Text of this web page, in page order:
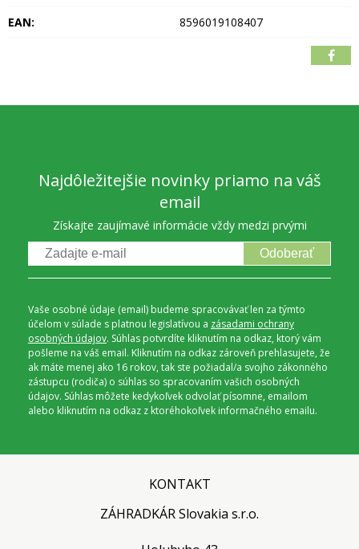
EAN:
8596019108407
Najdôležitejšie novinky priamo na váš
email
Získajte zaujímavé informácie vždy medzi prvými
Odoberať
Vaše osobné údaje (email) budeme spracovávať len za týmto
účelom v súlade s platnou legislatívou a zásadami ochrany
osobných údajov. Súhlas potvrdíte kliknutím na odkaz, ktorý vám
pošleme na váš email. Kliknutím na odkaz zároveň prehlasujete, že
ak máte menej ako 16 rokov, tak ste požiadal/a svojho zákonného
zástupcu (rodiča) o súhlas so spracovaním vašich osobných
údajov. Súhlas môžete kedykoľvek odvolať písomne, emailom
alebo kliknutím na odkaz z ktoréhokoľvek informačného emailu.
KONTAKT
ZÁHRADKÁR Slovakia s.r.o.